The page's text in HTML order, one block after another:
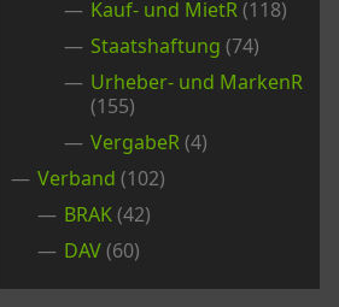
Kauf- und MietR(118)
Staatshaftung (74)
Urheber- und MarkenR
(155)
VergabeR(4)
Verband (102)
BRAK(42)
DAV(60)